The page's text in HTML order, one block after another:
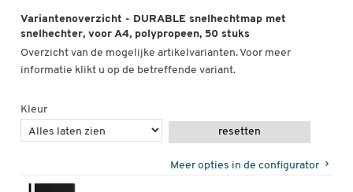
Variantenoverzicht - DURABLE snelhechtmap met
snelhechter, voor A4, polypropeen, 50 stuks
Overzicht van de mogelijke artikelvarianten. Voor meer
informatie klikt u op de betreffende variant.
Kleur
resetten
Meer opties in de configurator